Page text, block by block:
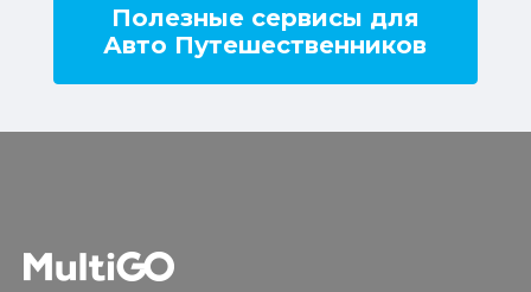
Полезные сервисы для
Авто Путешественников